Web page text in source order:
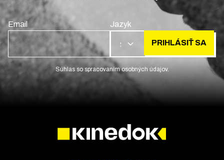
Email Jazyk
SK PRIHLÁSIŤ SA
Súhlas so spracovaním osobných údajov.